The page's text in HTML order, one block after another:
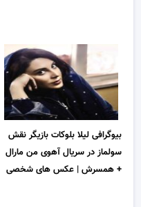
بیوگرافی لیلا بلوکات بازیگر نقش
سولماز در سریال آهوی من مارال
+ همسرش | عکس های شخصی